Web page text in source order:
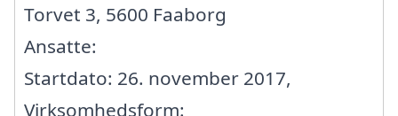
Torvet 3, 5600 Faaborg
Ansatte:
Startdato: 26. november 2017,
Virksomhedsform: